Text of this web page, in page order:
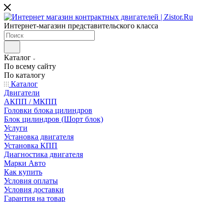
Интернет-магазин представительского класса
Каталог
По всему сайту
По каталогу
Каталог
Двигатели
АКПП / МКПП
Головки блока цилиндров
Блок цилиндров (Шорт блок)
Услуги
Установка двигателя
Установка КПП
Диагностика двигателя
Марки Авто
Как купить
Условия оплаты
Условия доставки
Гарантия на товар